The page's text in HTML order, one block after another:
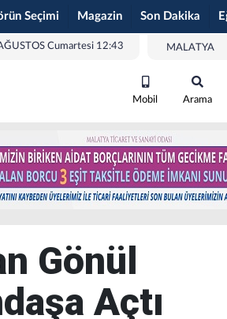
Seçimi Magazin Son Dakika
Cumartesi 12:43
Mobil Arama
Gönül
Açtı